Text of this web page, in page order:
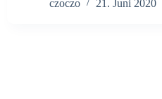
czoczo
21. Juni 2020